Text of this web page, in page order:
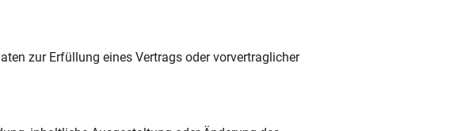
zur Erfüllung eines Vertrags oder vorvertraglicher